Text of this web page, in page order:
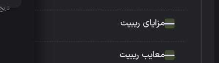
تاریخ
مزایای ریبیت
معایب ریبیت